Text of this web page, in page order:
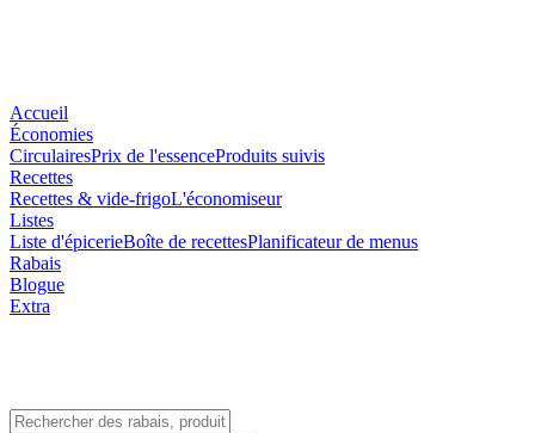
Accueil
Économies
CirculairesPrix de l'essenceProduits suivis
Recettes
Recettes & vide-frigoL'économiseur
Listes
Liste d'épicerieBoîte de recettesPlanificateur de menus
Rabais
Blogue
Extra